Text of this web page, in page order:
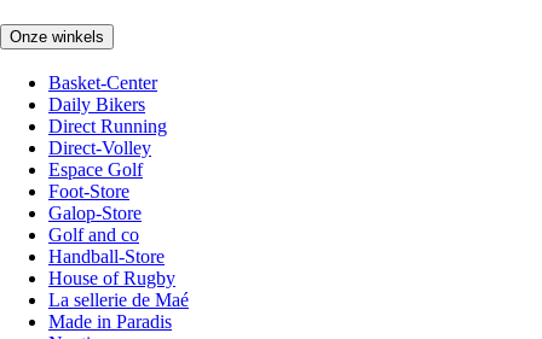
Onze winkels
Basket-Center
Daily Bikers
Direct Running
Direct-Volley
Espace Golf
Foot-Store
Galop-Store
Golf and co
Handball-Store
House of Rugby
La sellerie de Maé
Made in Paradis